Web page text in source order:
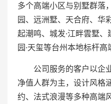
多个高端小区与别墅群落
园、远洲墅、天合府、华
起潮鸣、城发·江畔雲墅
园·天玺等台州本地标杆高
公司服务的客户以企
净值人群为主，设计风格
约、法式浪漫等多种高端